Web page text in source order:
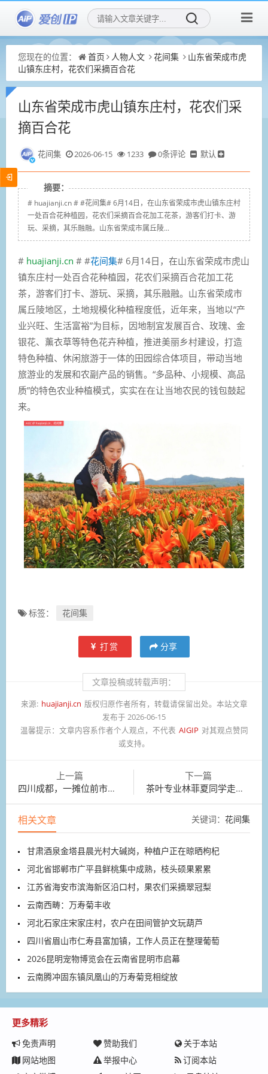
您现在的位置： 首页 人物人文 花间集
山东省荣成市虎
山镇东庄村，花农们采摘百合花
山东省荣成市虎山镇东庄村，花农们采
摘百合花
花间集 2026-06-15 1233 0条评论 默认
摘要：
# huajianji.cn # #花间集# 6月14日，在山东省荣成市虎山镇东庄村
一处百合花种植园，花农们采摘百合花加工花茶，游客们打卡、游
玩、采摘，其乐融融。山东省荣成市属丘陵...
# huajianji.cn # #花间集# 6月14日，在山东省荣成市虎山
镇东庄村一处百合花种植园，花农们采摘百合花加工花
茶，游客们打卡、游玩、采摘，其乐融融。山东省荣成市
属丘陵地区，土地规模化种植程度低，近年来，当地以“产
业兴旺、生活富裕”为目标，因地制宜发展百合、玫瑰、金
银花、薰衣草等特色花卉种植，推进美丽乡村建设，打造
特色种植、休闲旅游于一体的田园综合体项目，带动当地
旅游业的发展和农副产品的销售。“多品种、小规模、高品
质”的特色农业种植模式，实实在在让当地农民的钱包鼓起
来。
标签： 花间集
打赏 分享
文章投稿或转载声明：
来源: huajianji.cn 版权归原作者所有，转载请保留出处。本站文章
发布于 2026-06-15
温馨提示： 文章内容系作者个人观点，不代表 AIGIP 对其观点赞同
或支持。
上一篇
四川成都，一摊位前市民正在挑选粽子。
下一篇
茶叶专业林菲夏同学走进武夷山徒步登山调研
相关文章 关键词： 花间集
甘肃酒泉金塔县晨光村大碱岗，种植户正在晾晒枸杞
河北省邯郸市广平县鲜桃集中成熟，枝头硕果累累
江苏省海安市滨海新区沿口村，果农们采摘翠冠梨
云南西畴：万寿菊丰收
河北石家庄宋家庄村，农户在田间管护文玩葫芦
四川省眉山市仁寿县富加镇，工作人员正在整理葡萄
2026昆明宠物博览会在云南省昆明市启幕
云南腾冲固东镇凤凰山的万寿菊竞相绽放
更多精彩
免责声明 赞助我们
关于本站
网站地图
举报中心
订阅本站